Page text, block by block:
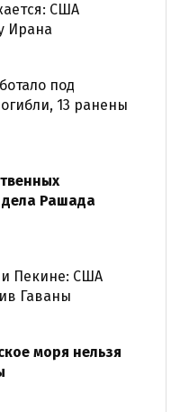
США
Ирана
под
13 ранены
дела Рашада
и Пекине: США
Гаваны
моря нельзя